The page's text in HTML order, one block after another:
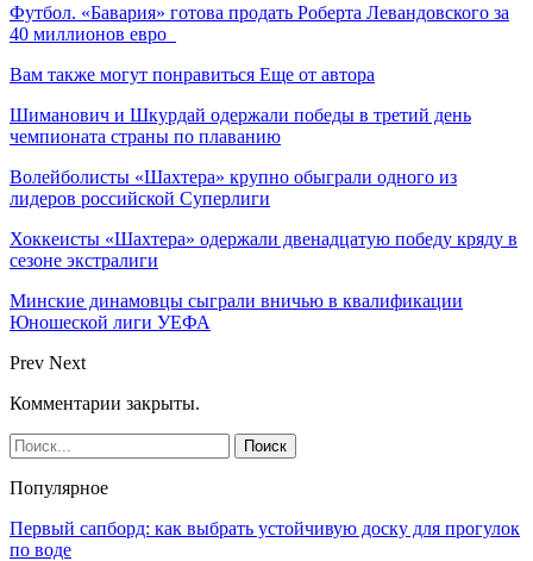
Футбол. «Бавария» готова продать Роберта Левандовского за
40 миллионов евро
Вам также могут понравиться Еще от автора
Шиманович и Шкурдай одержали победы в третий день
чемпионата страны по плаванию
Волейболисты «Шахтера» крупно обыграли одного из
лидеров российской Суперлиги
Хоккеисты «Шахтера» одержали двенадцатую победу кряду в
сезоне экстралиги
Минские динамовцы сыграли вничью в квалификации
Юношеской лиги УЕФА
Prev Next
Комментарии закрыты.
Популярное
Первый сапборд: как выбрать устойчивую доску для прогулок
по воде